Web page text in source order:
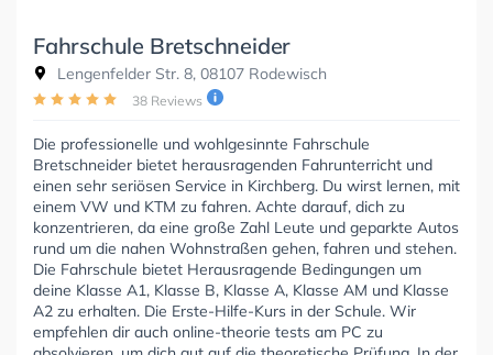
Fahrschule Bretschneider
Lengenfelder Str. 8, 08107 Rodewisch
38 Reviews
Die professionelle und wohlgesinnte Fahrschule
Bretschneider bietet herausragenden Fahrunterricht und
einen sehr seriösen Service in Kirchberg. Du wirst lernen, mit
einem VW und KTM zu fahren. Achte darauf, dich zu
konzentrieren, da eine große Zahl Leute und geparkte Autos
rund um die nahen Wohnstraßen gehen, fahren und stehen.
Die Fahrschule bietet Herausragende Bedingungen um
deine Klasse A1, Klasse B, Klasse A, Klasse AM und Klasse
A2 zu erhalten. Die Erste-Hilfe-Kurs in der Schule. Wir
empfehlen dir auch online-theorie tests am PC zu